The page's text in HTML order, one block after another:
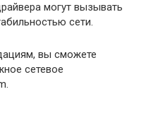
могут вызывать
сети.
вы сможете
сетевое